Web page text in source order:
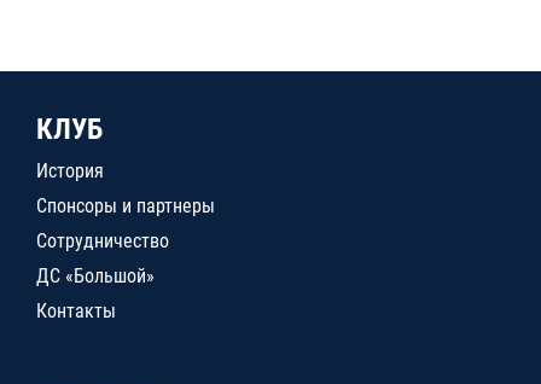
КЛУБ
История
Спонсоры и партнеры
Сотрудничество
ДС «Большой»
Контакты